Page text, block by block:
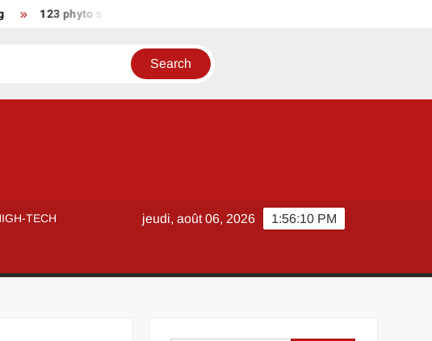
123 phyto santé, livraison et service client : expérience utilisateur
TECH 1:56:11 PM
jeudi, août 06, 2026